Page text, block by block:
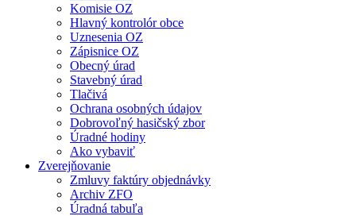
Komisie OZ
Hlavný kontrolór obce
Uznesenia OZ
Zápisnice OZ
Obecný úrad
Stavebný úrad
Tlačivá
Ochrana osobných údajov
Dobrovoľný hasičský zbor
Úradné hodiny
Ako vybaviť
Zverejňovanie
Zmluvy faktúry objednávky
Archiv ZFO
Úradná tabuľa